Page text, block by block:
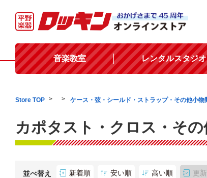
音楽教室 レンタルスタジオ
Store TOP ケース・弦・シールド・ストラップ・その他小物
カポタスト・クロス・そ
並べ替え 新着順 安い順 高い順 更